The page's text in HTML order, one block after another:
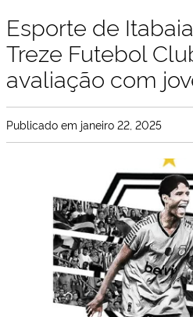
Esporte de
Treze Futebol
avaliação com
Publicado em janeiro 22, 2025